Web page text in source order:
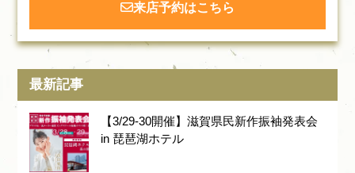
来店予約はこちら
最新記事
【3/29-30開催】滋賀県民新作振袖発表会
in 琵琶湖ホテル